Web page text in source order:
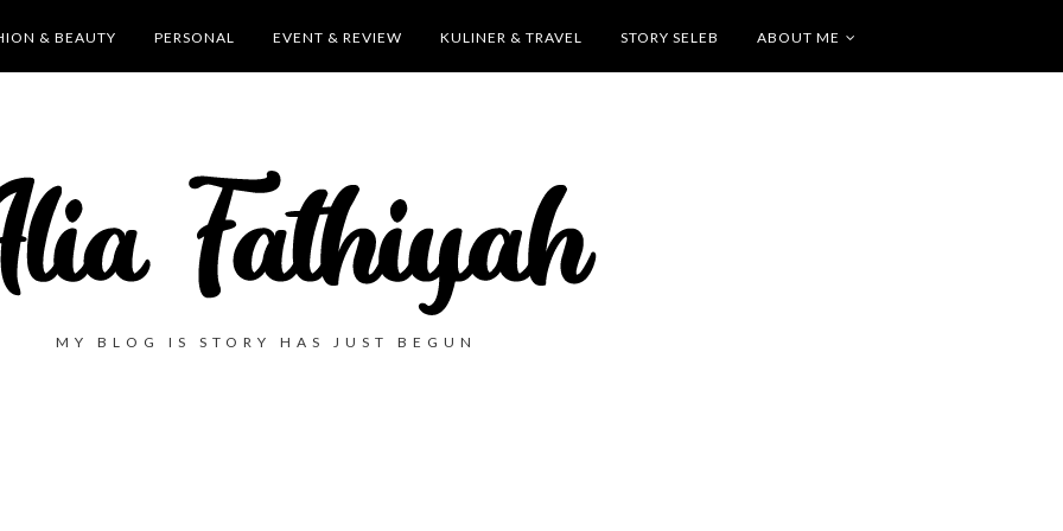
& BEAUTY PERSONAL EVENT & REVIEW KULINER & TRAVEL STORY SELEB ABOUT ME
MY BLOG IS STORY HAS JUST BEGUN